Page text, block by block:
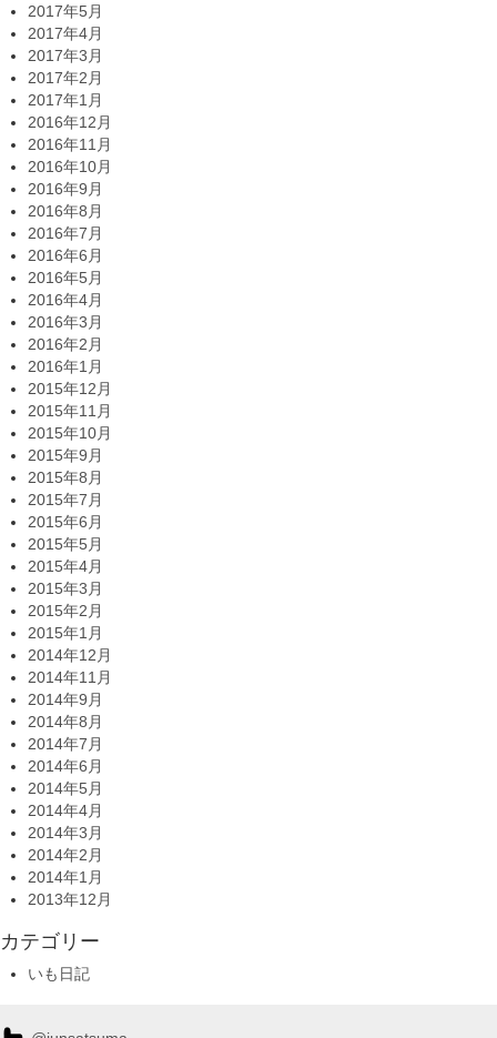
2017年5月
2017年4月
2017年3月
2017年2月
2017年1月
2016年12月
2016年11月
2016年10月
2016年9月
2016年8月
2016年7月
2016年6月
2016年5月
2016年4月
2016年3月
2016年2月
2016年1月
2015年12月
2015年11月
2015年10月
2015年9月
2015年8月
2015年7月
2015年6月
2015年5月
2015年4月
2015年3月
2015年2月
2015年1月
2014年12月
2014年11月
2014年9月
2014年8月
2014年7月
2014年6月
2014年5月
2014年4月
2014年3月
2014年2月
2014年1月
2013年12月
カテゴリー
いも日記